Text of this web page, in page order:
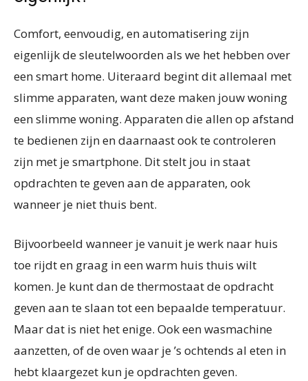
Comfort, eenvoudig, en automatisering zijn
eigenlijk de sleutelwoorden als we het hebben over
een smart home. Uiteraard begint dit allemaal met
slimme apparaten, want deze maken jouw woning
een slimme woning. Apparaten die allen op afstand
te bedienen zijn en daarnaast ook te controleren
zijn met je smartphone. Dit stelt jou in staat
opdrachten te geven aan de apparaten, ook
wanneer je niet thuis bent.
Bijvoorbeeld wanneer je vanuit je werk naar huis
toe rijdt en graag in een warm huis thuis wilt
komen. Je kunt dan de thermostaat de opdracht
geven aan te slaan tot een bepaalde temperatuur.
Maar dat is niet het enige. Ook een wasmachine
aanzetten, of de oven waar je ’s ochtends al eten in
hebt klaargezet kun je opdrachten geven.